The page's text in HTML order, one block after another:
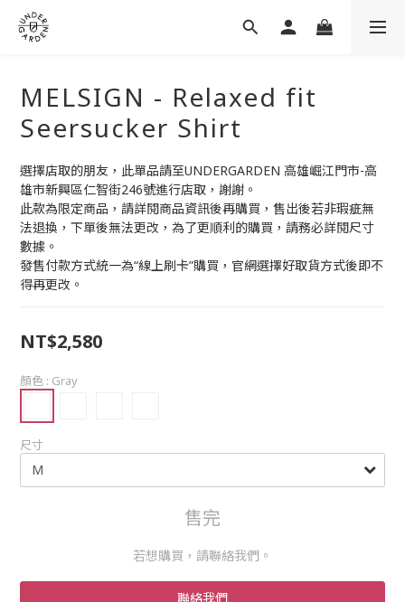
MELSIGN - Relaxed fit
Seersucker Shirt
選擇店取的朋友，此單品請至UNDERGARDEN 高雄崛江門市-高
雄市新興區仁智街246號進行店取，謝謝。
此款為限定商品，請詳閱商品資訊後再購買，售出後若非瑕疵無
法退換，下單後無法更改，為了更順利的購買，請務必詳閱尺寸
數據。
發售付款方式統一為“線上刷卡”購買，官網選擇好取貨方式後即不
得再更改。
NT$2,580
顏色 : Gray
尺寸
售完
若想購買，請聯絡我們。
聯絡我們